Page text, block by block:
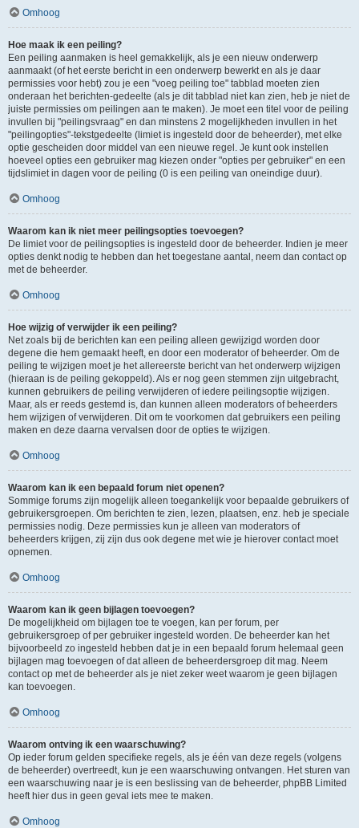
Omhoog
Hoe maak ik een peiling?
Een peiling aanmaken is heel gemakkelijk, als je een nieuw onderwerp
aanmaakt (of het eerste bericht in een onderwerp bewerkt en als je daar
permissies voor hebt) zou je een "voeg peiling toe" tabblad moeten zien
onderaan het berichten-gedeelte (als je dit tabblad niet kan zien, heb je niet de
juiste permissies om peilingen aan te maken). Je moet een titel voor de peiling
invullen bij "peilingsvraag" en dan minstens 2 mogelijkheden invullen in het
"peilingopties"-tekstgedeelte (limiet is ingesteld door de beheerder), met elke
optie gescheiden door middel van een nieuwe regel. Je kunt ook instellen
hoeveel opties een gebruiker mag kiezen onder "opties per gebruiker" en een
tijdslimiet in dagen voor de peiling (0 is een peiling van oneindige duur).
Omhoog
Waarom kan ik niet meer peilingsopties toevoegen?
De limiet voor de peilingsopties is ingesteld door de beheerder. Indien je meer
opties denkt nodig te hebben dan het toegestane aantal, neem dan contact op
met de beheerder.
Omhoog
Hoe wijzig of verwijder ik een peiling?
Net zoals bij de berichten kan een peiling alleen gewijzigd worden door
degene die hem gemaakt heeft, en door een moderator of beheerder. Om de
peiling te wijzigen moet je het allereerste bericht van het onderwerp wijzigen
(hieraan is de peiling gekoppeld). Als er nog geen stemmen zijn uitgebracht,
kunnen gebruikers de peiling verwijderen of iedere peilingsoptie wijzigen.
Maar, als er reeds gestemd is, dan kunnen alleen moderators of beheerders
hem wijzigen of verwijderen. Dit om te voorkomen dat gebruikers een peiling
maken en deze daarna vervalsen door de opties te wijzigen.
Omhoog
Waarom kan ik een bepaald forum niet openen?
Sommige forums zijn mogelijk alleen toegankelijk voor bepaalde gebruikers of
gebruikersgroepen. Om berichten te zien, lezen, plaatsen, enz. heb je speciale
permissies nodig. Deze permissies kun je alleen van moderators of
beheerders krijgen, zij zijn dus ook degene met wie je hierover contact moet
opnemen.
Omhoog
Waarom kan ik geen bijlagen toevoegen?
De mogelijkheid om bijlagen toe te voegen, kan per forum, per
gebruikersgroep of per gebruiker ingesteld worden. De beheerder kan het
bijvoorbeeld zo ingesteld hebben dat je in een bepaald forum helemaal geen
bijlagen mag toevoegen of dat alleen de beheerdersgroep dit mag. Neem
contact op met de beheerder als je niet zeker weet waarom je geen bijlagen
kan toevoegen.
Omhoog
Waarom ontving ik een waarschuwing?
Op ieder forum gelden specifieke regels, als je één van deze regels (volgens
de beheerder) overtreedt, kun je een waarschuwing ontvangen. Het sturen van
een waarschuwing naar je is een beslissing van de beheerder, phpBB Limited
heeft hier dus in geen geval iets mee te maken.
Omhoog